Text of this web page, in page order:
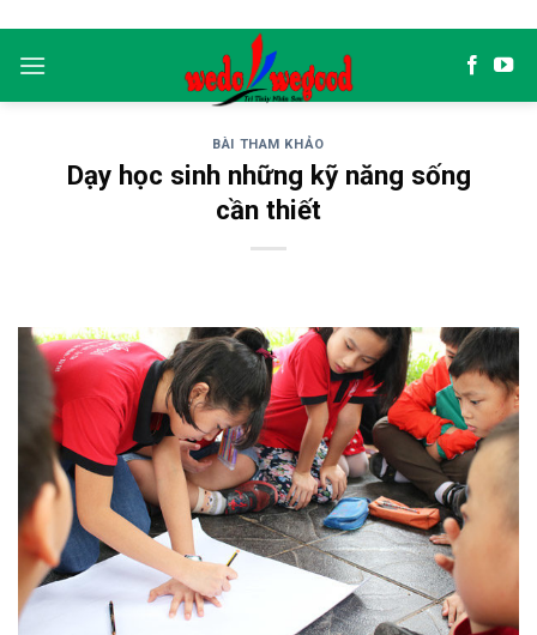
content
BÀI THAM KHẢO
Dạy học sinh những kỹ năng sống
cần thiết